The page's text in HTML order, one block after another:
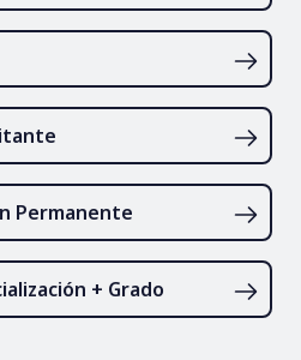
Permanente
+ Grado